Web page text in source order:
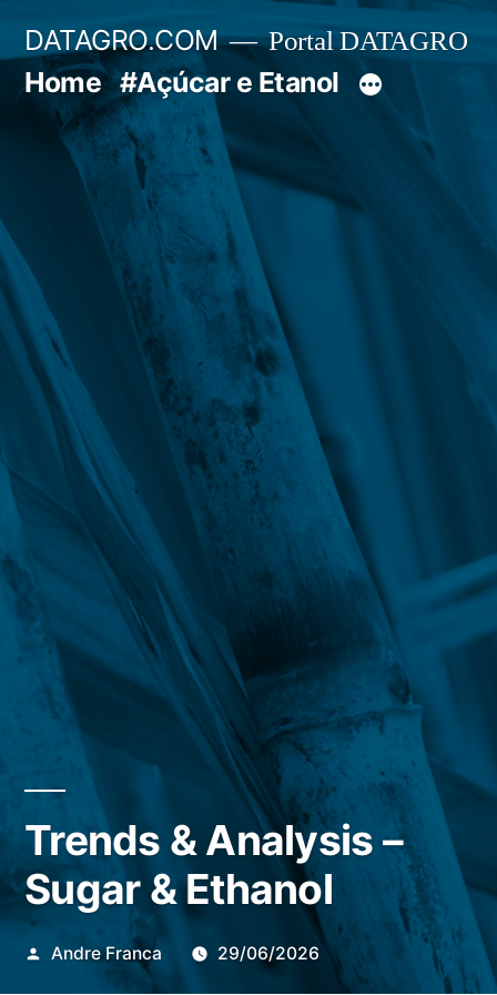
para
conteúdo
DATAGRO.COM Portal DATAGRO
Home #Açúcar e Etanol
Trends & Analysis –
Sugar & Ethanol
Publicado
Andre Franca 29/06/2026